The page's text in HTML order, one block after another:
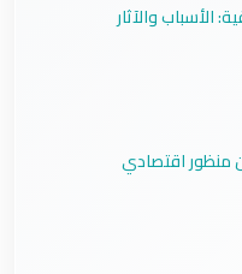
الأسباب والآثار
منظور اقتصادي